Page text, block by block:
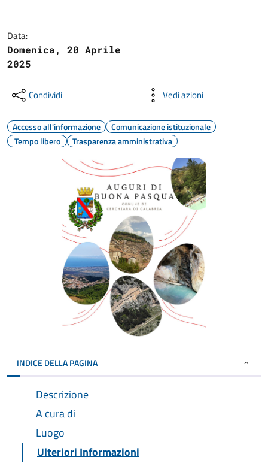
Data:
Domenica, 20 Aprile
2025
Condividi Vedi azioni
Accesso all'informazione
Comunicazione istituzionale
Tempo libero
Trasparenza amministrativa
INDICE DELLA PAGINA
Descrizione
A cura di
Luogo
Ulteriori Informazioni